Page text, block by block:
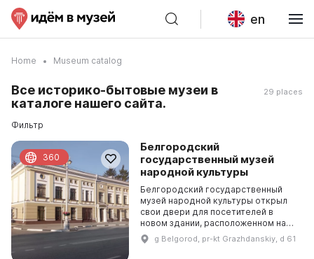
en
Home Museum catalog
Все историко-бытовые музеи в
каталоге нашего сайта.
29 places
Фильтр
Белгородский
государственный музей
народной культуры
Белгородский государственный
музей народной культуры открыл
свои двери для посетителей в
новом здании, расположенном на
центральной улице Белгорода -
Гражданском проспекте. В 2014
g Belgorod, pr-kt Grazhdanskiy, d 61
360